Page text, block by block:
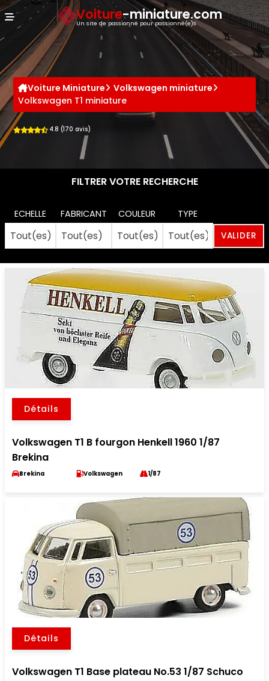
Voiture-miniature.com
Un site de passionné pour passionné(e)s
Voiture Miniature
Volkswagen miniature
Volkswagen T1 miniature
4.8 (170 avis)
FILTRER VOTRE RECHERCHE
ECHELLE FABRICANT COULEUR TYPE
Détails
Volkswagen T1 B fourgon Henkell 1960 1/87
Brekina
Brekina Volkswagen 1/87
Détails
Volkswagen T1 Base plateau No.53 1/87 Schuco
Panneau de gestion des cookies